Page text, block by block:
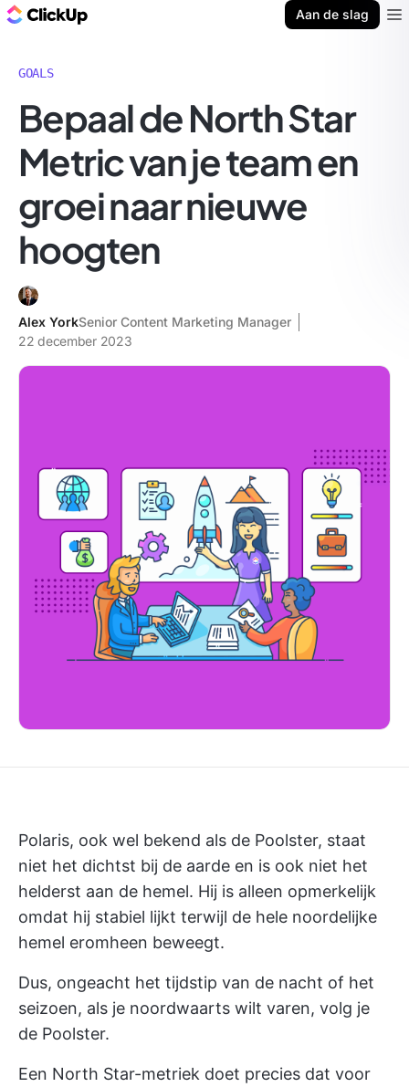
Aan de slag
GOALS
Bepaal de North Star
Metric van je team en
groei naar nieuwe
hoogten
Alex YorkSenior Content Marketing Manager
22 december 2023
Polaris, ook wel bekend als de Poolster, staat
niet het dichtst bij de aarde en is ook niet het
helderst aan de hemel. Hij is alleen opmerkelijk
omdat hij stabiel lijkt terwijl de hele noordelijke
hemel eromheen beweegt.
Dus, ongeacht het tijdstip van de nacht of het
seizoen, als je noordwaarts wilt varen, volg je
de Poolster.
Een North Star-metriek doet precies dat voor